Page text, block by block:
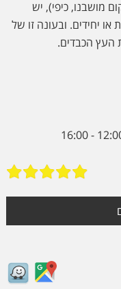
מושבנו, כיפי), יש
או יחידים. ובעונה זו של
העץ הכבדים.